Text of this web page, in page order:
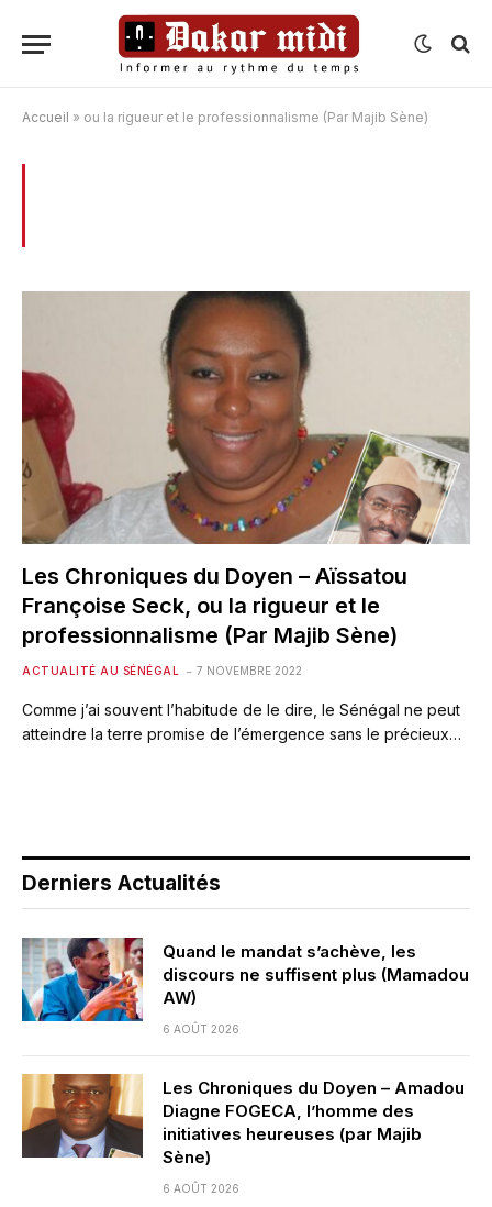
Accueil » ou la rigueur et le professionnalisme (Par Majib Sène)
Les Chroniques du Doyen – Aïssatou
Françoise Seck, ou la rigueur et le
professionnalisme (Par Majib Sène)
ACTUALITÉ AU SÉNÉGAL 7 NOVEMBRE 2022
Comme j’ai souvent l’habitude de le dire, le Sénégal ne peut
atteindre la terre promise de l’émergence sans le précieux…
Derniers Actualités
Quand le mandat s’achève, les
discours ne suffisent plus (Mamadou
AW)
6 AOÛT 2026
Les Chroniques du Doyen – Amadou
Diagne FOGECA, l’homme des
initiatives heureuses (par Majib
Sène)
6 AOÛT 2026